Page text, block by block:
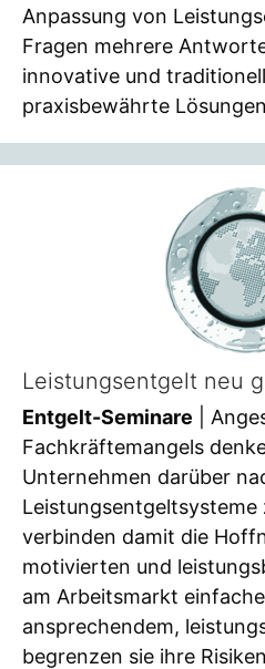
Anpassung von
Fragen mehrere
innovative und
praxisbewährte
Leistungsentgelt neu
Entgelt-Seminare |
Fachkräftemangels
Unternehmen darüber
Leistungsentgeltsysteme
verbinden damit die
motivierten und
am Arbeitsmarkt
ansprechendem,
begrenzen sie ihre